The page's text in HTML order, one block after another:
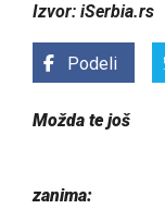
Izvor: iSerbia.rs
Podeli
Možda te još
zanima: